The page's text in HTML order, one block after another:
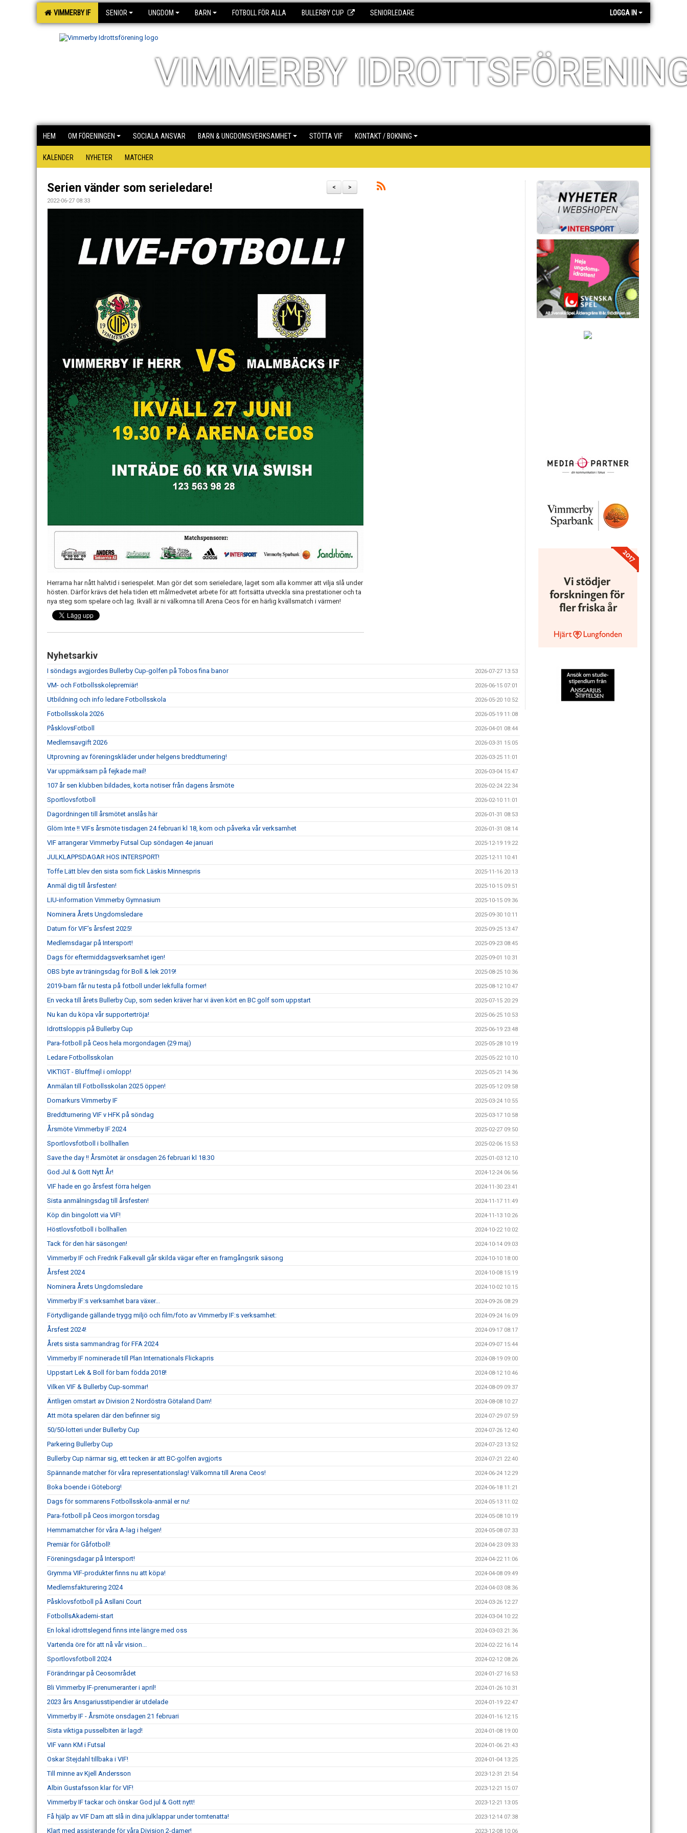
VIMMERBY IF SENIOR UNGDOM BARN FOTBOLL FÖR ALLA BULLERBY CUP SENIORLEDARE LOGGA IN
VIMMERBY
HEM OM FÖRENINGEN SOCIALA ANSVAR BARN & UNGDOMSVERKSAMHET STÖTTA VIF KONTAKT / BOKNING
KALENDER NYHETER MATCHER
>
<
Serien vänder som serieledare!
2022-06-27 08:33
Herrarna har nått halvtid i seriespelet. Man gör det som serieledare, laget som alla kommer att vilja slå under
hösten. Därför krävs det hela tiden ett målmedvetet arbete för att fortsätta utveckla sina prestationer och ta
nya steg som spelare och lag. Ikväll är ni välkomna till Arena Ceos för en härlig kvällsmatch i värmen!
Nyhetsarkiv
I söndags avgjordes Bullerby Cup-golfen på Tobos fina banor 2026-07-27 13:53
VM- och Fotbollsskolepremiär! 2026-06-15 07:01
Utbildning och info ledare Fotbollsskola 2026-05-20 10:52
Fotbollsskola 2026 2026-05-19 11:08
PåsklovsFotboll 2026-04-01 08:44
Medlemsavgift 2026 2026-03-31 15:05
Utprovning av föreningskläder under helgens breddturnering! 2026-03-25 11:01
Var uppmärksam på fejkade mail! 2026-03-04 15:47
107 år sen klubben bildades, korta notiser från dagens årsmöte 2026-02-24 22:34
Sportlovsfotboll 2026-02-10 11:01
Dagordningen till årsmötet anslås här 2026-01-31 08:53
Glöm Inte !! VIFs årsmöte tisdagen 24 februari kl 18, kom och påverka vår verksamhet 2026-01-31 08:14
VIF arrangerar Vimmerby Futsal Cup söndagen 4e januari 2025-12-19 19:22
JULKLAPPSDAGAR HOS INTERSPORT! 2025-12-11 10:41
Toffe Lätt blev den sista som fick Läskis Minnespris 2025-11-16 20:13
Anmäl dig till årsfesten! 2025-10-15 09:51
LIU-information Vimmerby Gymnasium 2025-10-15 09:36
Nominera Årets Ungdomsledare 2025-09-30 10:11
Datum för VIF’s årsfest 2025! 2025-09-25 13:47
Medlemsdagar på Intersport! 2025-09-23 08:45
Dags för eftermiddagsverksamhet igen! 2025-09-01 10:31
OBS byte av träningsdag för Boll & lek 2019! 2025-08-25 10:36
2019-barn får nu testa på fotboll under lekfulla former! 2025-08-12 10:47
En vecka till årets Bullerby Cup, som seden kräver har vi även kört en BC golf som uppstart 2025-07-15 20:29
Nu kan du köpa vår supportertröja! 2025-06-25 10:53
Idrottsloppis på Bullerby Cup 2025-06-19 23:48
Para-fotboll på Ceos hela morgondagen (29 maj) 2025-05-28 10:19
Ledare Fotbollsskolan 2025-05-22 10:10
VIKTIGT - Bluffmejl i omlopp! 2025-05-21 14:36
Anmälan till Fotbollsskolan 2025 öppen! 2025-05-12 09:58
Domarkurs Vimmerby IF 2025-03-24 10:55
Breddturnering VIF v HFK på söndag 2025-03-17 10:58
Årsmöte Vimmerby IF 2024 2025-02-27 09:50
Sportlovsfotboll i bollhallen 2025-02-06 15:53
Save the day !! Årsmötet är onsdagen 26 februari kl 18.30 2025-01-03 12:10
God Jul & Gott Nytt År! 2024-12-24 06:56
VIF hade en go årsfest förra helgen 2024-11-30 23:41
Sista anmälningsdag till årsfesten! 2024-11-17 11:49
Köp din bingolott via VIF! 2024-11-13 10:26
Höstlovsfotboll i bollhallen 2024-10-22 10:02
Tack för den här säsongen! 2024-10-14 09:03
Vimmerby IF och Fredrik Falkevall går skilda vägar efter en framgångsrik säsong 2024-10-10 18:00
Årsfest 2024 2024-10-08 15:19
Nominera Årets Ungdomsledare 2024-10-02 10:15
Vimmerby IF:s verksamhet bara växer... 2024-09-26 08:29
Förtydligande gällande trygg miljö och film/foto av Vimmerby IF:s verksamhet: 2024-09-24 16:09
Årsfest 2024! 2024-09-17 08:17
Årets sista sammandrag för FFA 2024 2024-09-07 15:44
Vimmerby IF nominerade till Plan Internationals Flickapris 2024-08-19 09:00
Uppstart Lek & Boll för barn födda 2018! 2024-08-12 10:46
Vilken VIF & Bullerby Cup-sommar! 2024-08-09 09:37
Äntligen omstart av Division 2 Nordöstra Götaland Dam! 2024-08-08 10:27
Att möta spelaren där den befinner sig 2024-07-29 07:59
50/50-lotteri under Bullerby Cup 2024-07-26 12:40
Parkering Bullerby Cup 2024-07-23 13:52
Bullerby Cup närmar sig, ett tecken är att BC-golfen avgjorts 2024-07-21 22:40
Spännande matcher för våra representationslag! Välkomna till Arena Ceos! 2024-06-24 12:29
Boka boende i Göteborg! 2024-06-18 11:21
Dags för sommarens Fotbollsskola-anmäl er nu! 2024-05-13 11:02
Para-fotboll på Ceos imorgon torsdag 2024-05-08 10:19
Hemmamatcher för våra A-lag i helgen! 2024-05-08 07:33
Premiär för Gåfotboll! 2024-04-23 09:33
Föreningsdagar på Intersport! 2024-04-22 11:06
Grymma VIF-produkter finns nu att köpa! 2024-04-08 09:49
Medlemsfakturering 2024 2024-04-03 08:36
Påsklovsfotboll på Asllani Court 2024-03-26 12:27
FotbollsAkademi-start 2024-03-04 10:22
En lokal idrottslegend finns inte längre med oss 2024-03-03 21:36
Vartenda öre för att nå vår vision... 2024-02-22 16:14
Sportlovsfotboll 2024 2024-02-12 08:26
Förändringar på Ceosområdet 2024-01-27 16:53
Bli Vimmerby IF-prenumeranter i april! 2024-01-26 10:31
2023 års Ansgariusstipendier är utdelade 2024-01-19 22:47
Vimmerby IF - Årsmöte onsdagen 21 februari 2024-01-16 12:15
Sista viktiga pusselbiten är lagd! 2024-01-08 19:00
VIF vann KM i Futsal 2024-01-06 21:43
Oskar Stejdahl tillbaka i VIF! 2024-01-04 13:25
Till minne av Kjell Andersson 2023-12-31 21:54
Albin Gustafsson klar för VIF! 2023-12-21 15:07
Vimmerby IF tackar och önskar God jul & Gott nytt! 2023-12-21 13:05
Få hjälp av VIF Dam att slå in dina julklappar under tomtenatta! 2023-12-14 07:38
Klart med assisterande för våra Division 2-damer! 2023-12-08 10:06